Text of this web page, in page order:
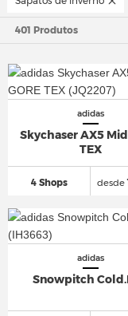
401 Produtos
adidas
Skychaser AX5 Mid
TEX
4 Shops desde
adidas
Snowpitch